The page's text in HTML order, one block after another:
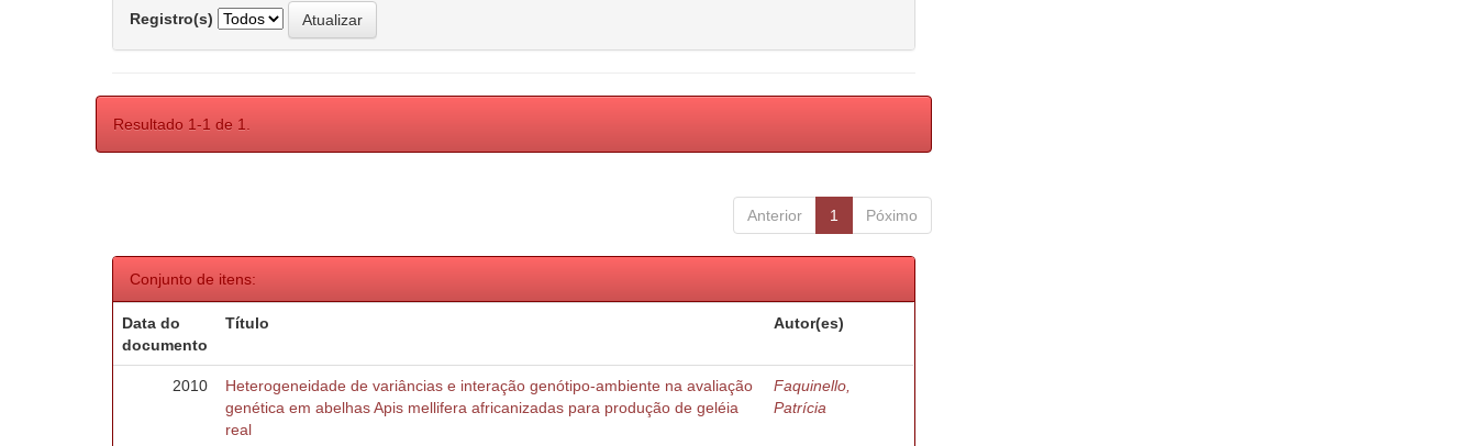
Registro(s)
Resultado 1-1 de 1.
Anterior 1 Póximo
Conjunto de itens:
Data do
documento
Título Autor(es)
2010
Heterogeneidade de variâncias e interação genótipo-ambiente na avaliação
genética em abelhas Apis mellifera africanizadas para produção de geléia
real
Faquinello,
Patrícia